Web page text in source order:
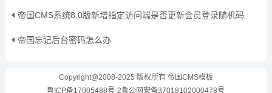
帝国CMS系统8.0版新增指定访问端是否更新会员登录随机码
帝国忘记后台密码怎么办
Copyright@2008-2025 版权所有 帝国CMS模板
鲁ICP备17005488号-2鲁公网安备37018102000478号